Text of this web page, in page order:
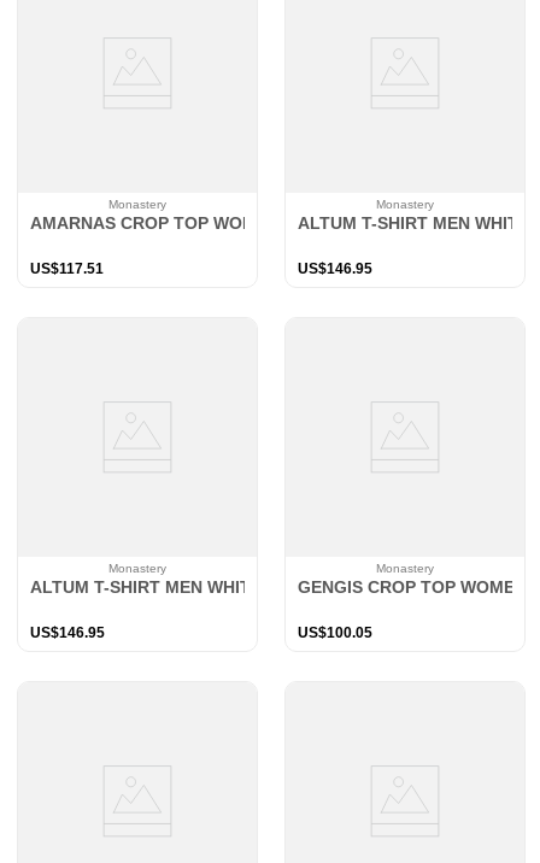
Monastery
AMARNAS CROP TOP WOMEN BLACK
US$117.51
Monastery
ALTUM T-SHIRT MEN WHITE
US$146.95
Monastery
ALTUM T-SHIRT MEN WHITE
US$146.95
Monastery
GENGIS CROP TOP WOMEN
US$100.05